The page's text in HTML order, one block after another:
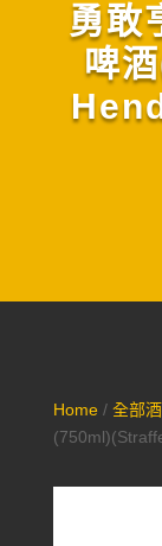
勇敢
啤
Home/ 全部